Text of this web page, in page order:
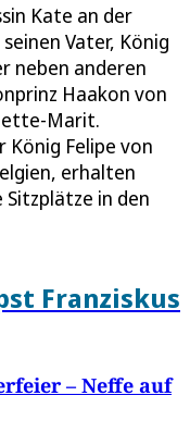
Kate an der
Vater, König
neben anderen
Haakon von
Marit.
Felipe von
erhalten
in den
Franziskus
– Neffe auf